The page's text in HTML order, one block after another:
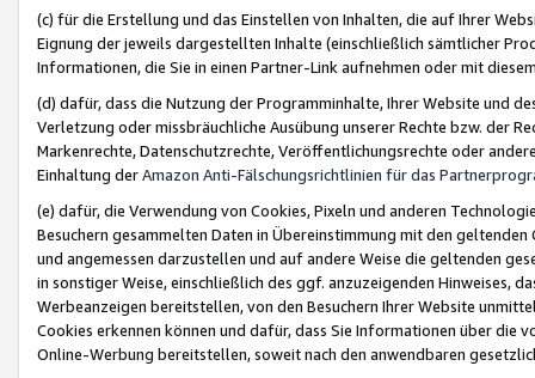
(c) für die Erstellung und das Einstellen von Inhalten, die auf Ihrer
Eignung der jeweils dargestellten Inhalte (einschließlich sämtlicher
Informationen, die Sie in einen Partner-Link aufnehmen oder mit
(d) dafür, dass die Nutzung der Programminhalte, Ihrer Website und
Verletzung oder missbräuchliche Ausübung unserer Rechte bzw. der
Markenrechte, Datenschutzrechte, Veröffentlichungsrechte oder
Einhaltung derAmazon Anti-Fälschungsrichtlinien für das
(e) dafür, die Verwendung von Cookies, Pixeln und anderen
Besuchern gesammelten Daten in Übereinstimmung mit den
und angemessen darzustellen und auf andere Weise die geltenden
in sonstiger Weise, einschließlich des ggf. anzuzeigenden Hinweises,
Werbeanzeigen bereitstellen, von den Besuchern Ihrer Website
Cookies erkennen können und dafür, dass Sie Informationen über die
Online-Werbung bereitstellen, soweit nach den anwendbaren